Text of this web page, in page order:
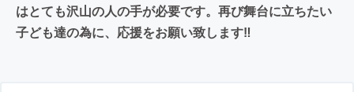
はとても沢山の人の手が必要です。再び舞台に立ちたい
子ども達の為に、応援をお願い致します‼︎